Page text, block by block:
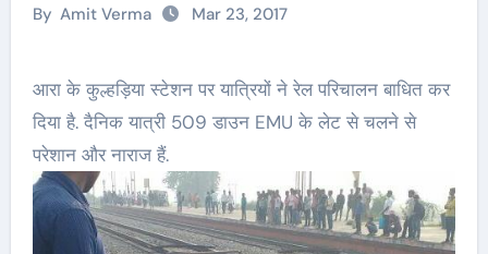
By Amit Verma Mar 23, 2017
आरा के कुल्हड़िया स्टेशन पर यात्रियों ने रेल परिचालन बाधित कर
दिया है. दैनिक यात्री 509 डाउन EMU के लेट से चलने से
परेशान और नाराज हैं.